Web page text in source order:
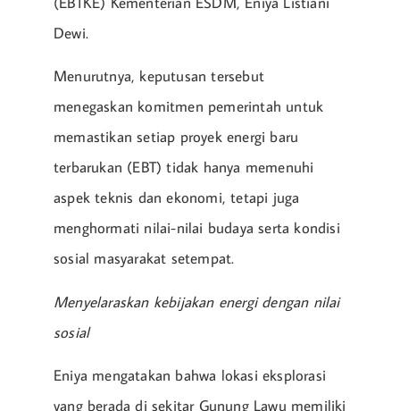
Dewi.
Menurutnya, keputusan tersebut
menegaskan komitmen pemerintah untuk
memastikan setiap proyek energi baru
terbarukan (EBT) tidak hanya memenuhi
aspek teknis dan ekonomi, tetapi juga
menghormati nilai-nilai budaya serta kondisi
sosial masyarakat setempat.
Menyelaraskan kebijakan energi dengan nilai
sosial
Eniya mengatakan bahwa lokasi eksplorasi
yang berada di sekitar Gunung Lawu memiliki